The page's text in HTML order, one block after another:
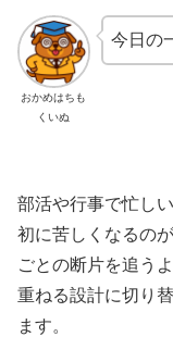
おかめはちも
くいぬ
今日の
部活や行事で忙し
初に苦しくなるの
ごとの断片を追う
重ねる設計に切り
ます。